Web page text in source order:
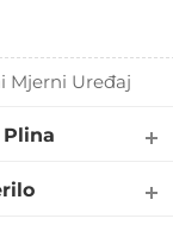
Mjerni Uređaj